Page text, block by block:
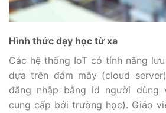
Hình thức dạy học từ xa
Các hệ thống IoT có tính năng
dựa trên đám mây (cloud
đăng nhập bằng id người dùng
cung cấp bởi trường học). Giáo